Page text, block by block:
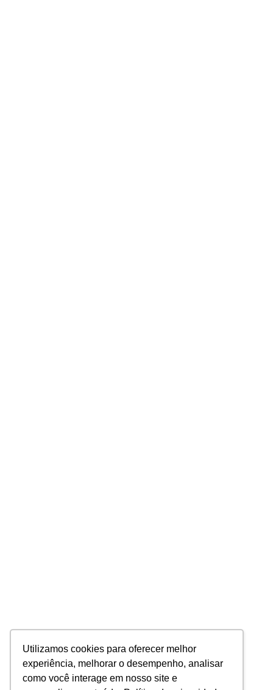
Utilizamos cookies para oferecer melhor
experiência, melhorar o desempenho, analisar
como você interage em nosso site e